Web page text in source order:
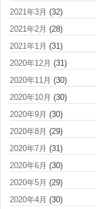
2021年3月 (32)
2021年2月 (28)
2021年1月 (31)
2020年12月 (31)
2020年11月 (30)
2020年10月 (30)
2020年9月 (30)
2020年8月 (29)
2020年7月 (31)
2020年6月 (30)
2020年5月 (29)
2020年4月 (30)